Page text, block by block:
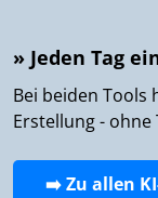
» Jeden Tag
Bei beiden Tools
Erstellung -
➡️ Zu allen